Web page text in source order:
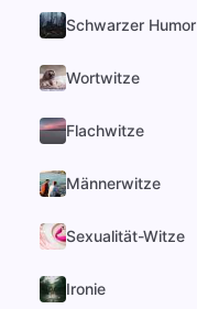
Schwarzer Humor
Wortwitze
Flachwitze
Männerwitze
Sexualität-Witze
Ironie